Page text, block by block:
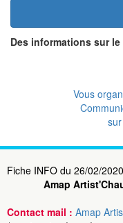
Des informations sur
Vous
Fiche INFO du 26/02/2020
Amap
Contact mail : Amap